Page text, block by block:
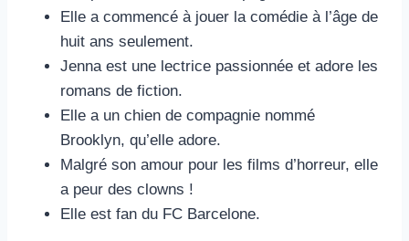
Elle a commencé à jouer la comédie à l’âge de
huit ans seulement.
Jenna est une lectrice passionnée et adore les
romans de fiction.
Elle a un chien de compagnie nommé
Brooklyn, qu’elle adore.
Malgré son amour pour les films d’horreur, elle
a peur des clowns !
Elle est fan du FC Barcelone.